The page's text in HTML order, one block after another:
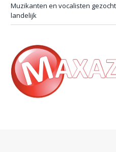
Muzikanten en vocalisten
landelijk